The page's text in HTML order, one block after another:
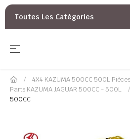
Toutes Les Catégories
Basculer la navigation
☰
4X4 KAZUMA 500CC 500L
Parts KAZUMA JAGUAR 500CC - 500L
500CC